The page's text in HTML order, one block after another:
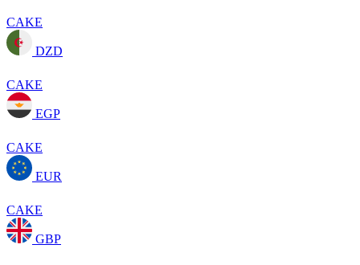
CAKE
DZD
CAKE
EGP
CAKE
EUR
CAKE
GBP